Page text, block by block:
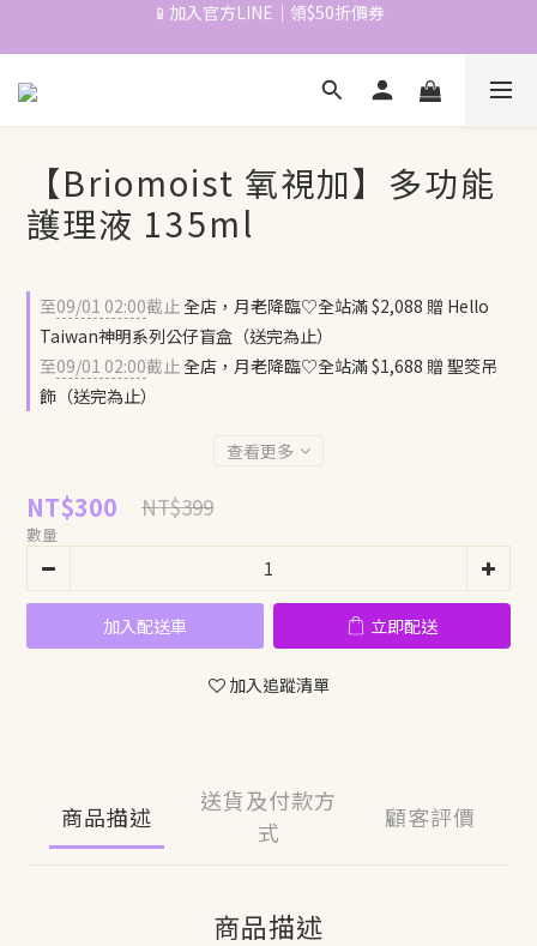
📱加入官方LINE｜領$50折價券
心動登場！拉拜詩定軸高光🌿新品早鳥預購🏝️2盒$520+免運
【Briomoist 氧視加】多功能
護理液 135ml
至09/01 02:00截止全店，月老降臨♡全站滿 $2,088 贈 Hello
Taiwan神明系列公仔盲盒（送完為止）
至09/01 02:00截止全店，月老降臨♡全站滿 $1,688 贈 聖筊吊
飾（送完為止）
查看更多
NT$300 NT$399
數量
加入配送車 立即配送
加入追蹤清單
商品描述
送貨及付款方
式
顧客評價
商品描述